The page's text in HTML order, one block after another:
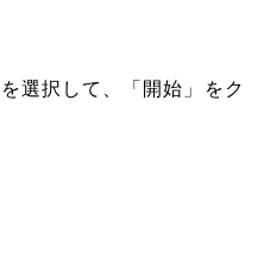
選択して、「開始」をク